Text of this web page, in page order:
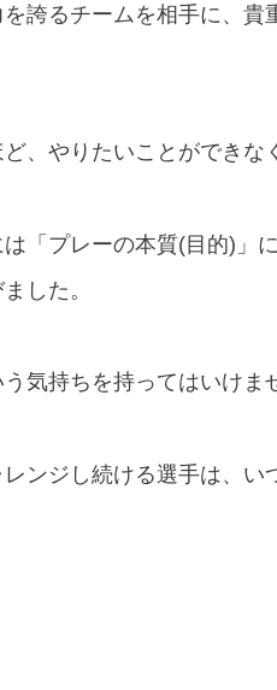
誇るチームを相手に、貴
、やりたいことができな
「プレーの本質(目的)」
した。
気持ちを持ってはいけま
ンジし続ける選手は、い